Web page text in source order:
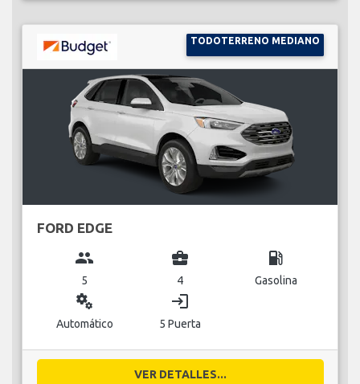
TODOTERRENO MEDIANO
FORD EDGE
group
5
business_center
4
local_gas_station
Gasolina
miscellaneous_services
Automático
login
5 Puerta
VER DETALLES...